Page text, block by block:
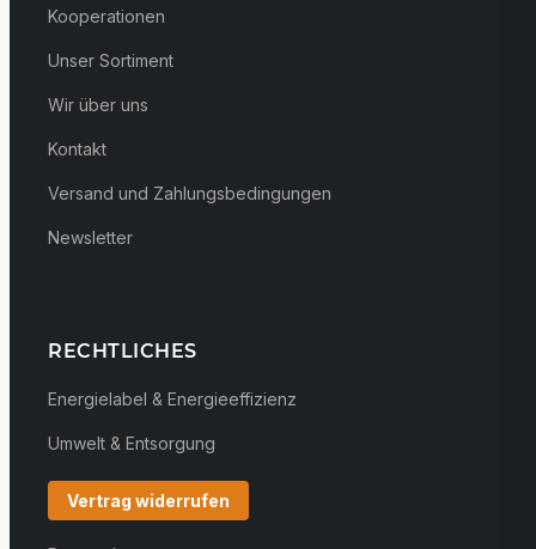
Kooperationen
Unser Sortiment
Wir über uns
Kontakt
Versand und Zahlungsbedingungen
Newsletter
RECHTLICHES
Energielabel & Energieeffizienz
Umwelt & Entsorgung
Vertrag widerrufen